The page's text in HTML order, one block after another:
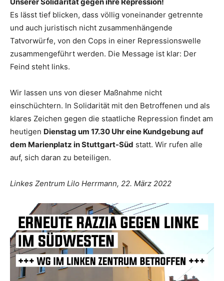
Unserer Solidarität gegen ihre Repression!
Es lässt tief blicken, dass völlig voneinander getrennte
und auch juristisch nicht zusammenhängende
Tatvorwürfe, von den Cops in einer Repressionswelle
zusammengeführt werden. Die Message ist klar: Der
Feind steht links.
Wir lassen uns von dieser Maßnahme nicht
einschüchtern. In Solidarität mit den Betroffenen und als
klares Zeichen gegen die staatliche Repression findet am
heutigen Dienstag um 17.30 Uhr eine Kundgebung auf
dem Marienplatz in Stuttgart-Süd statt. Wir rufen alle
auf, sich daran zu beteiligen.
Linkes Zentrum Lilo Herrmann, 22. März 2022